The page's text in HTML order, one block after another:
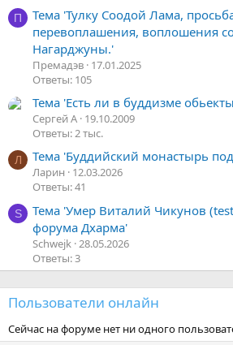
П
Тема 'Тулку Соодой Лама,
перевоплашения, воплошения
Нагарджуны.'
Премадэв 17.01.2025
Ответы: 105
Тема 'Есть ли в буддизме
Сергей А 19.10.2009
Ответы: 2 тыс.
Л Тема 'Буддийский монастырь
Ларин
12.03.2026
Ответы: 41
S
Тема 'Умер Виталий Чикунов
форума Дхарма'
Schwejk 28.05.2026
Ответы: 3
Пользователи онлайн
Сейчас на форуме нет ни одного